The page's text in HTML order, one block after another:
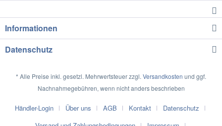
Informationen
Datenschutz
* Alle Preise inkl. gesetzl. Mehrwertsteuer zzgl. Versandkosten und ggf.
Nachnahmegebühren, wenn nicht anders beschrieben
Händler-Login Über uns AGB Kontakt
Datenschutz